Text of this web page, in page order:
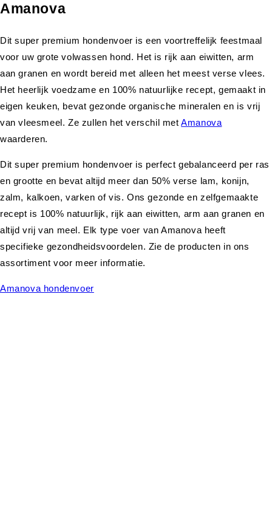
Amanova
Dit super premium hondenvoer is een voortreffelijk feestmaal
voor uw grote volwassen hond. Het is rijk aan eiwitten, arm
aan granen en wordt bereid met alleen het meest verse vlees.
Het heerlijk voedzame en 100% natuurlijke recept, gemaakt in
eigen keuken, bevat gezonde organische mineralen en is vrij
van vleesmeel. Ze zullen het verschil metAmanova
waarderen.
Dit super premium hondenvoer is perfect gebalanceerd per ras
en grootte en bevat altijd meer dan 50% verse lam, konijn,
zalm, kalkoen, varken of vis. Ons gezonde en zelfgemaakte
recept is 100% natuurlijk, rijk aan eiwitten, arm aan granen en
altijd vrij van meel. Elk type voer van Amanova heeft
specifieke gezondheidsvoordelen. Zie de producten in ons
assortiment voor meer informatie.
Amanova hondenvoer